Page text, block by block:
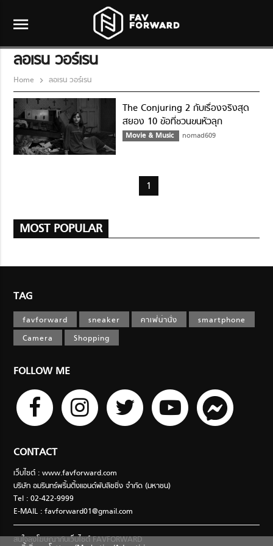
menu
ลอเรน วอร์เรน
Home ลอเรน วอร์เรน
The Conjuring 2 กับเรื่องจริงสุด
สยอง 10 ข้อที่ชวนขนหัวลุก
Movie & Music nomad609
1
MOST POPULAR
TAG
favforward sneaker คาเฟ่น่านั่ง
smartphone
Camera
Shopping
FOLLOW ME
CONTACT
เว็บไซต์ : www.favforward.com
บริษัท อมรินทร์พริ้นติ้งแอนด์พับลิชชิ่ง จำกัด (มหาชน)
Tel : 02-422-9999
E-MAIL :favforward01@gmail.com
สนใจลงโฆษณากับเว็บไซต์ FAVFORWARD